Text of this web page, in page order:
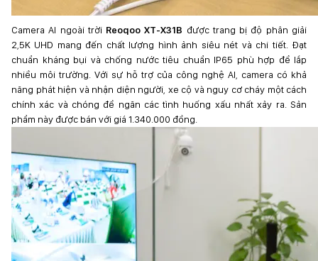
Camera AI ngoài trời Reoqoo XT-X31B được trang bị độ phân giải
2,5K UHD mang đến chất lượng hình ảnh siêu nét và chi tiết. Đạt
chuẩn kháng bụi và chống nước tiêu chuẩn IP65 phù hợp để lắp
nhiều môi trường. Với sự hỗ trợ của công nghệ AI, camera có khả
năng phát hiện và nhận diện người, xe cộ và nguy cơ cháy một cách
chính xác và chóng để ngăn các tình huống xấu nhất xảy ra. Sản
phẩm này được bán với giá 1.340.000 đồng.